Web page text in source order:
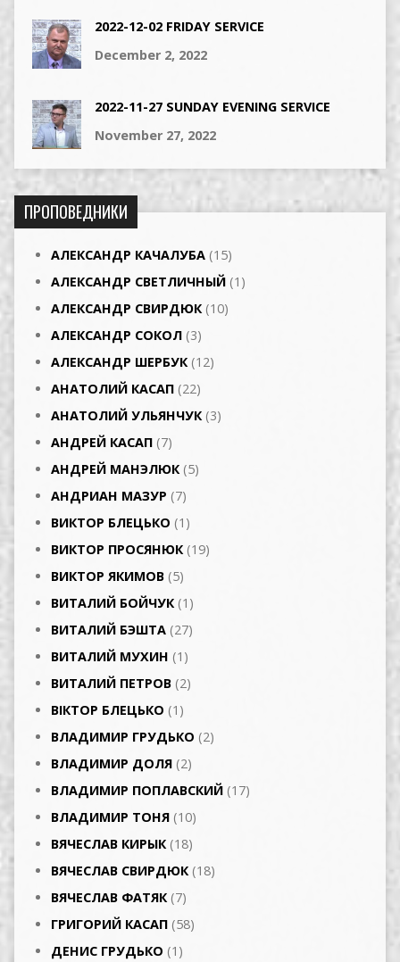
2022-12-02 FRIDAY SERVICE
December 2, 2022
2022-11-27 SUNDAY EVENING SERVICE
November 27, 2022
ПРОПОВЕДНИКИ
АЛЕКСАНДР КАЧАЛУБА (15)
АЛЕКСАНДР СВЕТЛИЧНЫЙ (1)
АЛЕКСАНДР СВИРДЮК(10)
АЛЕКСАНДР СОКОЛ (3)
АЛЕКСАНДР ШЕРБУК(12)
АНАТОЛИЙ КАСАП (22)
АНАТОЛИЙ УЛЬЯНЧУК(3)
АНДРЕЙ КАСАП (7)
АНДРЕЙ МАНЭЛЮК(5)
АНДРИАН МАЗУР (7)
ВИКТОР БЛЕЦЬКО (1)
ВИКТОР ПРОСЯНЮК(19)
ВИКТОР ЯКИМОВ (5)
ВИТАЛИЙ БОЙЧУК(1)
ВИТАЛИЙ БЭШТА (27)
ВИТАЛИЙ МУХИН (1)
ВИТАЛИЙ ПЕТРОВ (2)
ВІКТОР БЛЕЦЬКО (1)
ВЛАДИМИР ГРУДЬКО (2)
ВЛАДИМИР ДОЛЯ (2)
ВЛАДИМИР ПОПЛАВСКИЙ (17)
ВЛАДИМИР ТОНЯ (10)
ВЯЧЕСЛАВ КИРЫК(18)
ВЯЧЕСЛАВ СВИРДЮК(18)
ВЯЧЕСЛАВ ФАТЯК(7)
ГРИГОРИЙ КАСАП (58)
ДЕНИС ГРУДЬКО (1)